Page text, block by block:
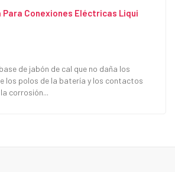
Para Conexiones Eléctricas Liqui
de jabón de cal que no daña los
los polos de la batería y los contactos
corrosión...